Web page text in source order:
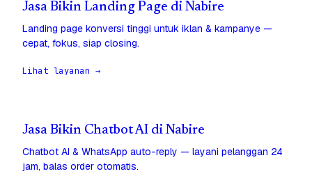
Jasa Bikin Landing Page di Nabire
Landing page konversi tinggi untuk iklan & kampanye —
cepat, fokus, siap closing.
Lihat layanan →
Jasa Bikin Chatbot AI di Nabire
Chatbot AI & WhatsApp auto-reply — layani pelanggan 24
jam, balas order otomatis.